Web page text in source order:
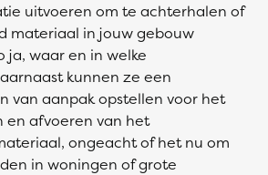
uitvoeren om te achterhalen of
materiaal in jouw gebouw
ja, waar en in welke
kunnen ze een
van aanpak opstellen voor het
en afvoeren van het
ongeacht of het nu om
in woningen of grote